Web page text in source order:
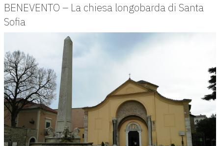
BENEVENTO – La chiesa longobarda di Santa
Sofia